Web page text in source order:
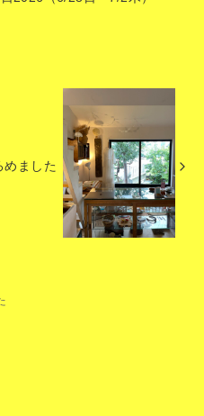
めました